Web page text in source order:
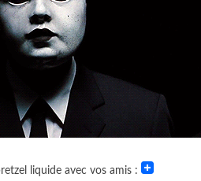
liquide avec vos amis :